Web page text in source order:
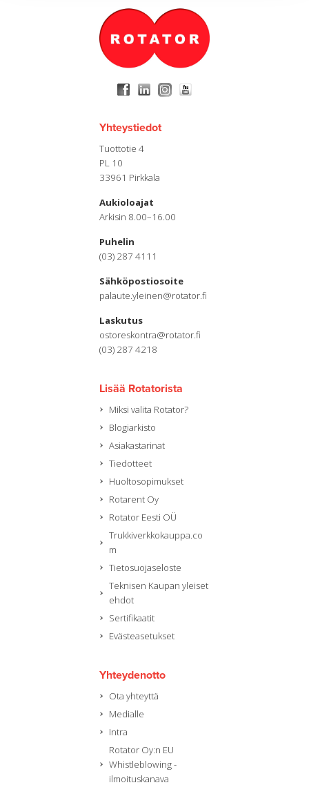
Yhteystiedot
Tuottotie 4
PL 10
33961 Pirkkala
Aukioloajat
Arkisin 8.00–16.00
Puhelin
(03) 287 4111
Sähköpostiosoite
palaute.yleinen@rotator.fi
Laskutus
ostoreskontra@rotator.fi
(03) 287 4218
Lisää Rotatorista
Miksi valita Rotator?
Blogiarkisto
Asiakastarinat
Tiedotteet
Huoltosopimukset
Rotarent Oy
Rotator Eesti OÜ
Trukkiverkkokauppa.co
m
Tietosuojaseloste
Teknisen Kaupan yleiset
ehdot
Sertifikaatit
Evästeasetukset
Yhteydenotto
Ota yhteyttä
Medialle
Intra
Rotator Oy:n EU
Whistleblowing -
ilmoituskanava